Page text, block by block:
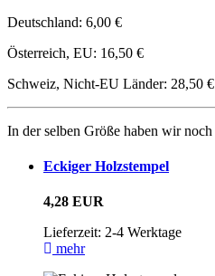
Deutschland: 6,00 €
Österreich, EU: 16,50 €
Schweiz, Nicht-EU Länder: 28,50 €
In der selben Größe haben wir noch
Eckiger Holzstempel
4,28 EUR
Lieferzeit: 2-4 Werktage
mehr